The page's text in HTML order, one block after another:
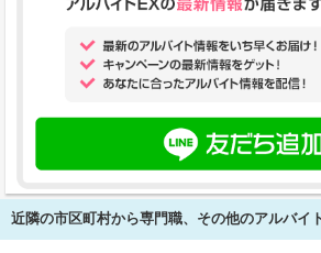
近隣の市区町村から専門職、その他のアルバイ